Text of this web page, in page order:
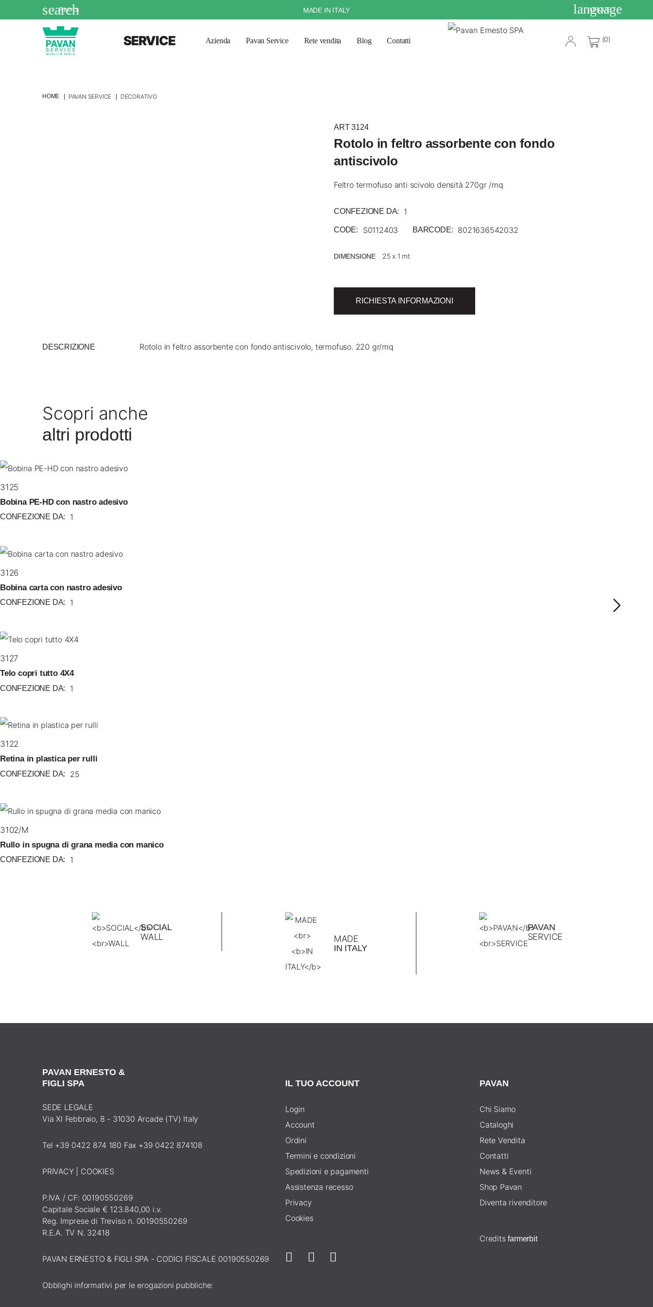
search
Ricerca MADE IN ITALY language
LINGUE
SERVICE Azienda Pavan Service Rete vendita Blog Contatti (0)
HOME PAVAN SERVICE DECORATIVO
ART 3124
Rotolo in feltro assorbente con fondo
antiscivolo
Feltro termofuso anti scivolo densità 270gr /mq
CONFEZIONE DA: 1
CODE: S0112403 BARCODE: 8021636542032
DIMENSIONE
RICHIESTA INFORMAZIONI
DESCRIZIONE Rotolo in feltro assorbente con fondo antiscivolo, termofuso. 220 gr/mq
Scopri anche
altri prodotti
3125
Bobina PE-HD con nastro adesivo
CONFEZIONE DA: 1
3126
Bobina carta con nastro adesivo
CONFEZIONE DA: 1
3127
Telo copri tutto 4X4
CONFEZIONE DA: 1
3122
Retina in plastica per rulli
CONFEZIONE DA: 25
3102/M
Rullo in spugna di grana media con manico
CONFEZIONE DA: 1
NEXT
SOCIAL
WALL MADE
IN ITALY
PAVAN
SERVICE
PAVAN ERNESTO &
FIGLI SPA
SEDE LEGALE
Via XI Febbraio, 8 - 31030 Arcade (TV) Italy
Tel +39 0422 874 180 Fax +39 0422 874108
PRIVACY| COOKIES
P.IVA / CF: 00190550269
Capitale Sociale € 123.840,00 i.v.
Reg. Imprese di Treviso n. 00190550269
R.E.A. TV N. 32418
PAVAN ERNESTO & FIGLI SPA - CODICI FISCALE 00190550269
Obblighi informativi per le erogazioni pubbliche:
IL TUO ACCOUNT
Login
Account
Ordini
Termini e condizioni
Spedizioni e pagamenti
Assistenza recesso
Privacy
Cookies
PAVAN
Chi Siamo
Cataloghi
Rete Vendita
Contatti
News & Eventi
Shop Pavan
Diventa rivenditore
Creditsfarmerbit